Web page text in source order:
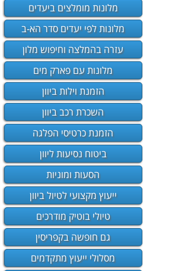
מלונות מומלצים ביעדים
מלונות לפי יעדים סדר הא-ב
עזרה בהמלצה וחיפוש מלון
מלונות עם פארק מים
הזמנת וילות ביוון
השכרת רכב ביוון
הזמנת כרטיסי הפלגה
ביטוח נסיעות ליוון
הסעות ומוניות
ייעוץ מקצועי לטיול ביוון
טיולי בוטיק מודרכים
גם חופשה בקפריסין
מסלולי ייעוץ מתקדמים